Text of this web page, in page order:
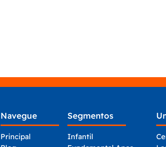
Navegue
Principal
Segmentos
Infantil